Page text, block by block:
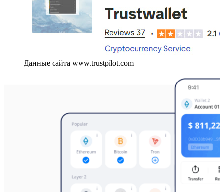
Данные сайта www.trustpilot.com